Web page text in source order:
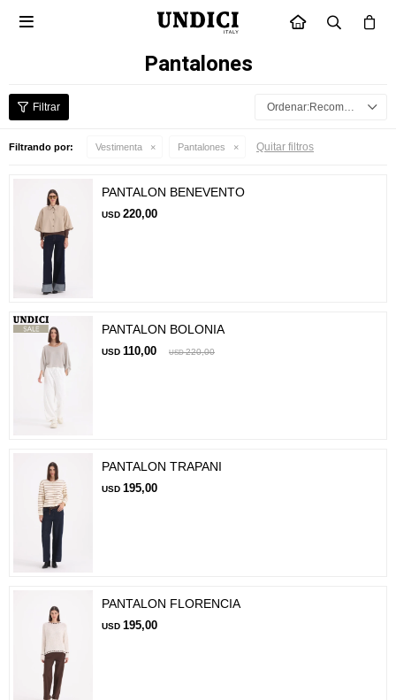
INICIO

Pantalones
Recomendados
Filtrando por: Vestimenta Pantalones Quitar filtros
PANTALON BENEVENTO
USD 220,00
PANTALON BOLONIA
USD 110,00 USD 220,00
PANTALON TRAPANI
USD 195,00
PANTALON FLORENCIA
USD 195,00